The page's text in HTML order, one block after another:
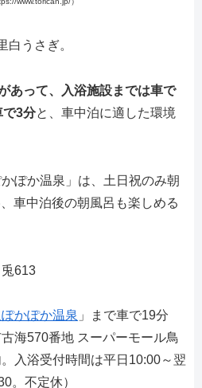
白うさぎ。
あって、入浴施設までは車で
で3分と、車中泊に適した環境
ぽか温泉」は、土日祝のみ朝
車中泊後の朝風呂も楽しめる
613
かぽか温泉 」まで車で19分
海570番地 スーパーモール鳥
入浴受付時間は平日10:00～翌
。不定休）